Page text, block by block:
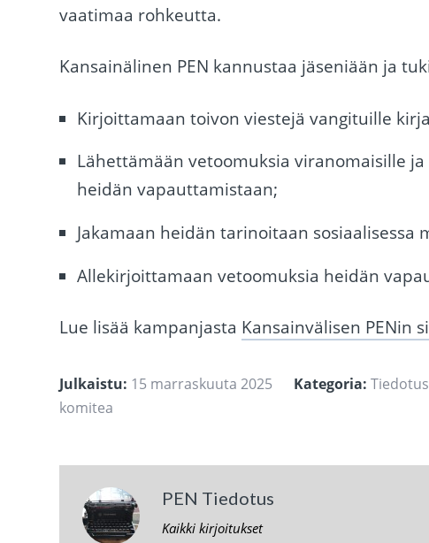
vaatimaa rohkeutta.
Kansainälinen PEN kannustaa jäseniään ja
Kirjoittamaan toivon viestejä vangituille
Lähettämään vetoomuksia viranomaisille
heidän vapauttamistaan;
Jakamaan heidän tarinoitaan sosiaalisessa
Allekirjoittamaan vetoomuksia heidän
Lue lisää kampanjasta Kansainvälisen PENin
Julkaistu: 15 marraskuuta 2025 Kategoria: Tiedotus
komitea
PEN Tiedotus
Kaikki kirjoitukset